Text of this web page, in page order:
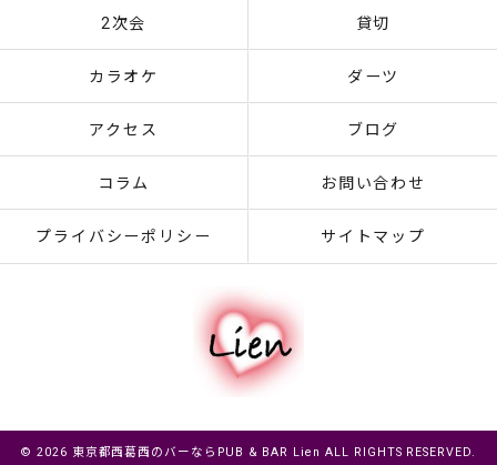
2次会 貸切
カラオケ ダーツ
アクセス ブログ
コラム お問い合わせ
プライバシーポリシー サイトマップ
© 2026 東京都西葛西のバーならPUB & BAR Lien ALL RIGHTS RESERVED.